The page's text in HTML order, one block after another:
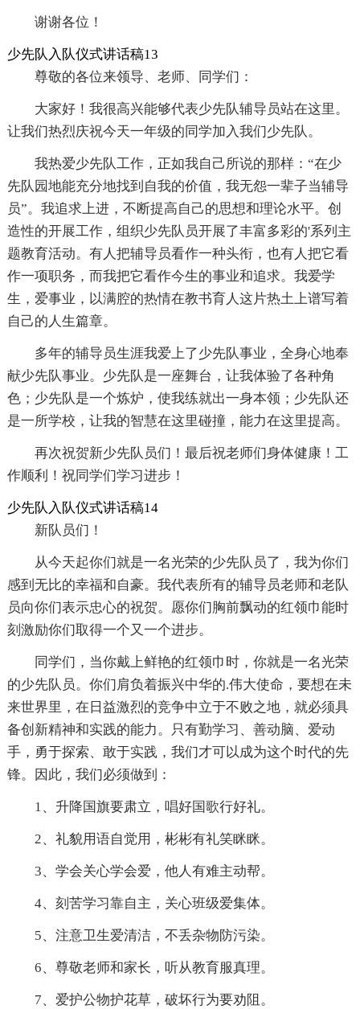
谢谢各位！
少先队入队仪式讲话稿13
尊敬的各位来领导、老师、同学们：
大家好！我很高兴能够代表少先队辅导员站在这里。
让我们热烈庆祝今天一年级的同学加入我们少先队。
我热爱少先队工作，正如我自己所说的那样：“在少
先队园地能充分地找到自我的价值，我无怨一辈子当辅导
员”。我追求上进，不断提高自己的思想和理论水平。创
造性的开展工作，组织少先队员开展了丰富多彩的'系列主
题教育活动。有人把辅导员看作一种头衔，也有人把它看
作一项职务，而我把它看作今生的事业和追求。我爱学
生，爱事业，以满腔的热情在教书育人这片热土上谱写着
自己的人生篇章。
多年的辅导员生涯我爱上了少先队事业，全身心地奉
献少先队事业。少先队是一座舞台，让我体验了各种角
色；少先队是一个炼炉，使我练就出一身本领；少先队还
是一所学校，让我的智慧在这里碰撞，能力在这里提高。
再次祝贺新少先队员们！最后祝老师们身体健康！工
作顺利！祝同学们学习进步！
少先队入队仪式讲话稿14
新队员们！
从今天起你们就是一名光荣的少先队员了，我为你们
感到无比的幸福和自豪。我代表所有的辅导员老师和老队
员向你们表示忠心的祝贺。愿你们胸前飘动的红领巾能时
刻激励你们取得一个又一个进步。
同学们，当你戴上鲜艳的红领巾时，你就是一名光荣
的少先队员。你们肩负着振兴中华的.伟大使命，要想在未
来世界里，在日益激烈的竞争中立于不败之地，就必须具
备创新精神和实践的能力。只有勤学习、善动脑、爱动
手，勇于探索、敢于实践，我们才可以成为这个时代的先
锋。因此，我们必须做到：
1、升降国旗要肃立，唱好国歌行好礼。
2、礼貌用语自觉用，彬彬有礼笑眯眯。
3、学会关心学会爱，他人有难主动帮。
4、刻苦学习靠自主，关心班级爱集体。
5、注意卫生爱清洁，不丢杂物防污染。
6、尊敬老师和家长，听从教育服真理。
7、爱护公物护花草，破坏行为要劝阻。